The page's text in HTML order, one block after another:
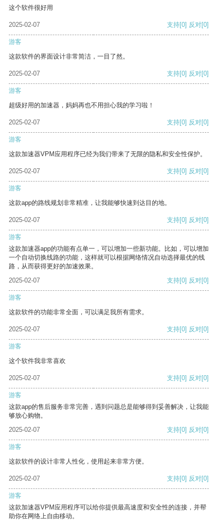
这个软件很好用
2025-02-07 支持[0] 反对[0]
游客
这款软件的界面设计非常简洁，一目了然。
2025-02-07 支持[0] 反对[0]
游客
超级好用的加速器，妈妈再也不用担心我的学习啦！
2025-02-07 支持[0] 反对[0]
游客
这款加速器VPM应用程序已经为我们带来了无限的隐私和安全性保护。
2025-02-07 支持[0] 反对[0]
游客
这款app的路线规划非常精准，让我能够快速到达目的地。
2025-02-07 支持[0] 反对[0]
游客
这款加速器app的功能有点单一，可以增加一些新功能。比如，可以增加
一个自动切换线路的功能，这样就可以根据网络情况自动选择最优的线
路，从而获得更好的加速效果。
2025-02-07
支持[0] 反对[0]
游客
这款软件的功能非常全面，可以满足我所有需求。
2025-02-07 支持[0] 反对[0]
游客
这个软件我非常喜欢
2025-02-07 支持[0] 反对[0]
游客
这款app的售后服务非常完善，遇到问题总是能够得到妥善解决，让我能
够放心购物。
2025-02-07
支持[0] 反对[0]
游客
这款软件的设计非常人性化，使用起来非常方便。
2025-02-07 支持[0] 反对[0]
游客
这款加速器VPM应用程序可以给你提供最高速度和安全性的连接，并帮
助你在网络上自由移动。